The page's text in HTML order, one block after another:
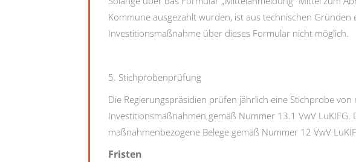
Kommune ausgezahlt wurden, ist aus technischen Gründen
Investitionsmaßnahme über dieses Formular nicht möglich.
5. Stichprobenprüfung
Die Regierungspräsidien prüfen jährlich eine Stichprobe von
Investitionsmaßnahmen gemäß Nummer 13.1 VwV LuKIFG.
maßnahmenbezogene Belege gemäß Nummer 12 VwV
Fristen